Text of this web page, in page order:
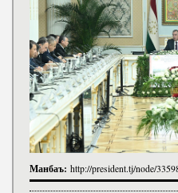
Манбаъ: http://president.tj/node/